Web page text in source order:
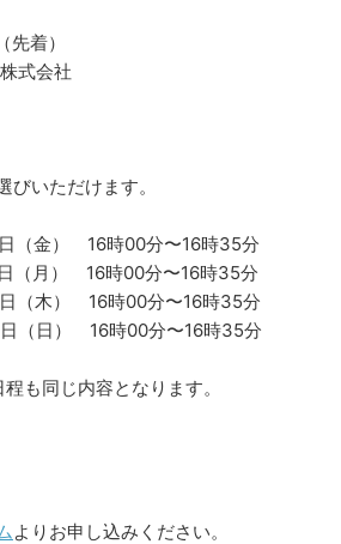
着）
式会社
びいただけます。
（金） 16時00分〜16時35分
（月） 16時00分〜16時35分
（木） 16時00分〜16時35分
（日） 16時00分〜16時35分
も同じ内容となります。
よりお申し込みください。